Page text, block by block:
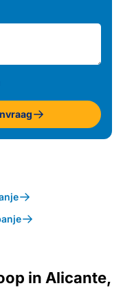
in Alicante,